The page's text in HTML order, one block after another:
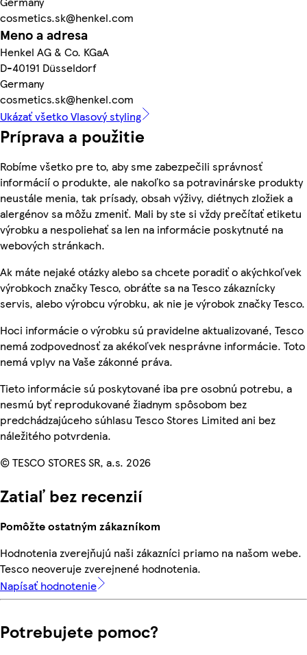
cosmetics.sk@henkel.com
Meno a adresa
Henkel AG & Co. KGaA
D-40191 Düsseldorf
Germany
cosmetics.sk@henkel.com
Ukázať všetko Vlasový styling
Príprava a použitie
Robíme všetko pre to, aby sme zabezpečili správnosť
informácií o produkte, ale nakoľko sa potravinárske produkty
neustále menia, tak prísady, obsah výživy, diétnych zložiek a
alergénov sa môžu zmeniť. Mali by ste si vždy prečítať etiketu
výrobku a nespoliehať sa len na informácie poskytnuté na
webových stránkach.
Ak máte nejaké otázky alebo sa chcete poradiť o akýchkoľvek
výrobkoch značky Tesco, obráťte sa na Tesco zákaznícky
servis, alebo výrobcu výrobku, ak nie je výrobok značky Tesco.
Hoci informácie o výrobku sú pravidelne aktualizované, Tesco
nemá zodpovednosť za akékoľvek nesprávne informácie. Toto
nemá vplyv na Vaše zákonné práva.
Tieto informácie sú poskytované iba pre osobnú potrebu, a
nesmú byť reprodukované žiadnym spôsobom bez
predchádzajúceho súhlasu Tesco Stores Limited ani bez
náležitého potvrdenia.
© TESCO STORES SR, a.s. 2026
Zatiaľ bez recenzií
Pomôžte ostatným zákazníkom
Hodnotenia zverejňujú naši zákazníci priamo na našom webe.
Tesco neoveruje zverejnené hodnotenia.
Napísať hodnotenie
Potrebujete pomoc?